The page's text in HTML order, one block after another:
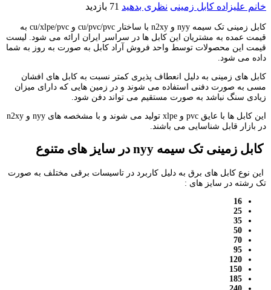
خانم علیزاده کابل زمینی نظری بدهید 71 بازدید
کابل زمینی تک سیمه nyy و n2xy با ساختار cu/pvc/pvc و cu/xlpe/pvc به
قیمت عمده به مشتریان این کابل ها در سراسر ایران ارائه می شود. لیست
قیمت این محصولات توسط واحد فروش آراد کابل به صورت به روز به شما
داده می شود.
کابل های زمینی به دلیل انعطاف پذیری کمتر نسبت به کابل های افشان
مسی به صورت دفنی استفاده می شوند و در زمین هایی که دارای میزان
زیادی سنگ نباشد به صورت مستقیم می تواند دفن شود.
این کابل ها با عایق pvc و xlpe تولید می شوند و با مشخصه های nyy و n2xy
در بازار قابل شناسایی می باشند.
کابل زمینی تک سیمه nyy در سایز های متنوع
این نوع کابل های برق به دلیل کاربرد در تاسیسات برقی مختلف به صورت
تک رشته در سایز های :
16
25
35
50
70
95
120
150
185